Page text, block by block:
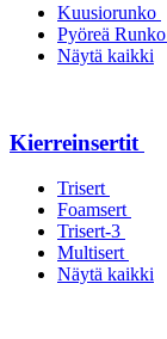
Kuusiorunko
Pyöreä Runko
Näytä kaikki
Kierreinsertit
Trisert
Foamsert
Trisert-3
Multisert
Näytä kaikki